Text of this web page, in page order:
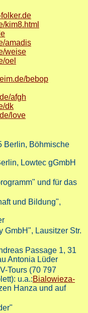
kim8.html
amadis
weise
oel
bebop
afgh
dk
love
Berlin, Böhmische
Lowtec gGmbH
und für das
und Bildung",
GmbH", Lausitzer Str.
Passage 1, 31
Antonia Lüder
Tours (70 797
u.a.:Bialowieza-
Hanza und auf